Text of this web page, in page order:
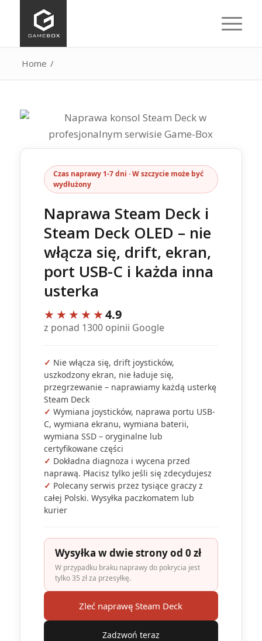
Home /
Czas naprawy 1‑7 dni · W szczycie może być
wydłużony
Naprawa Steam Deck i
Steam Deck OLED – nie
włącza się, drift, ekran,
port USB-C i każda inna
usterka
★★★★★4.9
z ponad 1300 opinii Google
✓ Nie włącza się, drift joysticków,
uszkodzony ekran, nie ładuje się,
przegrzewanie – naprawiamy każdą usterkę
Steam Deck
✓ Wymiana joysticków, naprawa portu USB-
C, wymiana ekranu, wymiana baterii,
wymiana SSD – oryginalne lub
certyfikowane części
✓ Dokładna diagnoza i wycena przed
naprawą. Płacisz tylko jeśli się zdecydujesz
✓ Polecany serwis przez tysiące graczy z
całej Polski. Wysyłka paczkomatem lub
kurier
Wysyłka w dwie strony od 0 zł
W przypadku braku naprawy do pokrycia jest
tylko 35 zł za przesyłkę.
Zleć naprawę Steam Deck
Zadzwoń teraz